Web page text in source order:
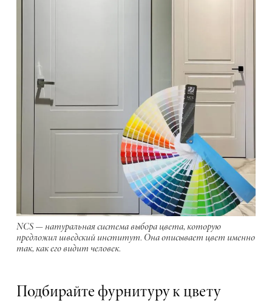
NCS — натуральная система выбора цвета, которую
предложил шведский институт. Она описывает цвет именно
так, как его видит человек.
Подбирайте фурнитуру к цвету